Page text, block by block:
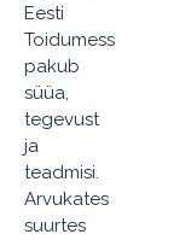
Eesti
Toidumess
pakub
süüa,
tegevust
ja
teadmisi.
Arvukates
suurtes